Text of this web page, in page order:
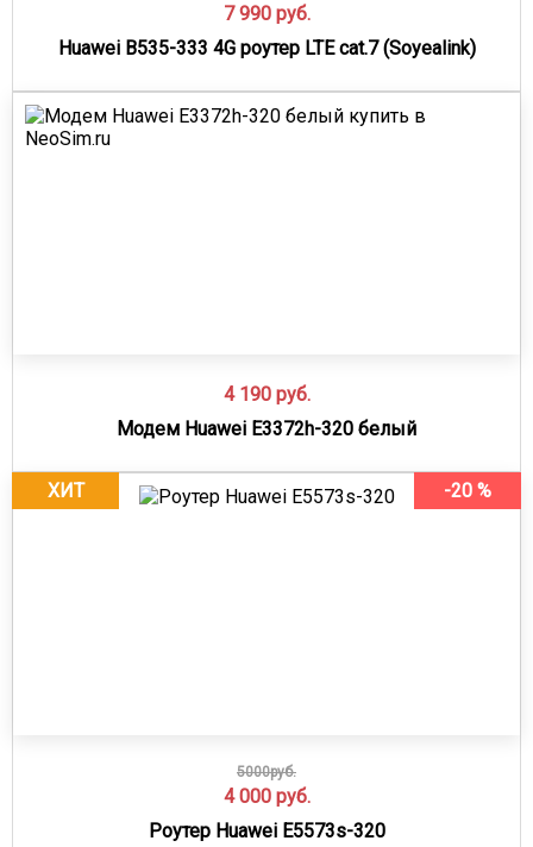
7 990 руб.
Huawei B535-333 4G роутер LTE cat.7 (Soyealink)
4 190 руб.
Модем Huawei E3372h-320 белый
-20 %
ХИТ
5000руб.
4 000 руб.
Роутер Huawei E5573s-320